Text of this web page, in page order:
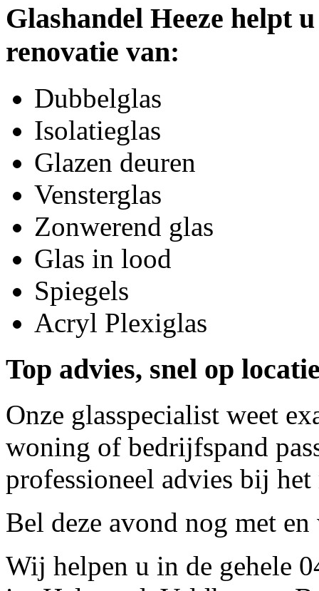
Glashandel Heeze helpt
renovatie van:
Dubbelglas
Isolatieglas
Glazen deuren
Vensterglas
Zonwerend glas
Glas in lood
Spiegels
Acryl Plexiglas
Top advies, snel op
Onze glasspecialist weet
woning of bedrijfspand
professioneel advies bij
Bel deze avond nog met en
Wij helpen u in de gehele